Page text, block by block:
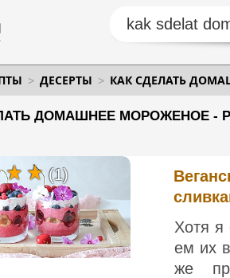
ДЕСЕРТЫ КАК СДЕЛАТЬ
ДОМАШНЕЕ МОРОЖЕНОЕ -
Хотя я
ем их
же
(1)